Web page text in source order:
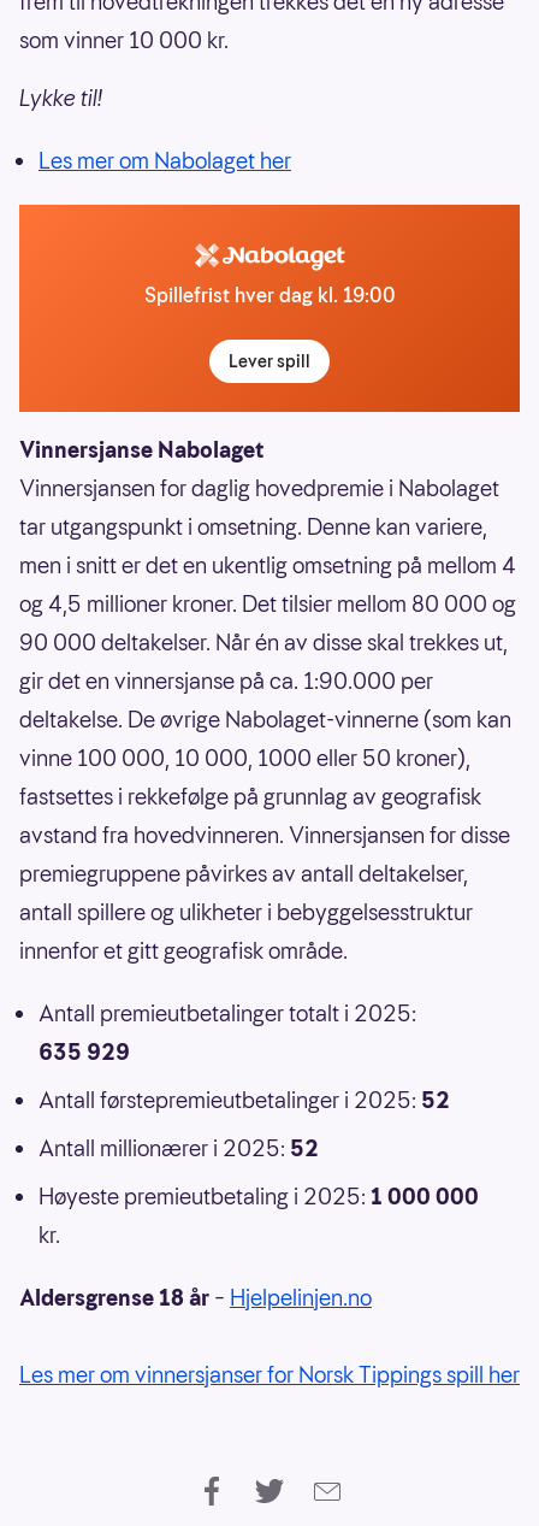
som vinner 10 000 kr.
Lykke til!
Les mer om Nabolaget her
Spillefrist hver dag kl. 19:00
Lever spill
Vinnersjanse Nabolaget
Vinnersjansen for daglig hovedpremie i Nabolaget
tar utgangspunkt i omsetning. Denne kan variere,
men i snitt er det en ukentlig omsetning på mellom 4
og 4,5 millioner kroner. Det tilsier mellom 80 000 og
90 000 deltakelser. Når én av disse skal trekkes ut,
gir det en vinnersjanse på ca. 1:90.000 per
deltakelse. De øvrige Nabolaget-vinnerne (som kan
vinne 100 000, 10 000, 1000 eller 50 kroner),
fastsettes i rekkefølge på grunnlag av geografisk
avstand fra hovedvinneren. Vinnersjansen for disse
premiegruppene påvirkes av antall deltakelser,
antall spillere og ulikheter i bebyggelsesstruktur
innenfor et gitt geografisk område.
Antall premieutbetalinger totalt i 2025:
635 929
Antall førstepremieutbetalinger i 2025: 52
Antall millionærer i 2025: 52
Høyeste premieutbetaling i 2025: 1 000 000
kr.
Aldersgrense 18 år – Hjelpelinjen.no
Les mer om vinnersjanser for Norsk Tippings spill her